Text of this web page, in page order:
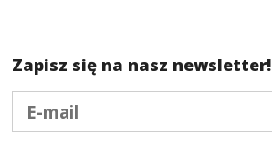
Zapisz się na nasz newsletter!